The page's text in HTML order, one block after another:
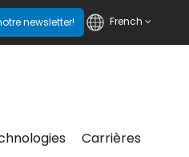
newsletter! French
Carrières